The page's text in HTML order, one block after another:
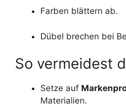
Farben blättern ab.
Dübel brechen bei
So vermeidest
Setze auf
Materialien.